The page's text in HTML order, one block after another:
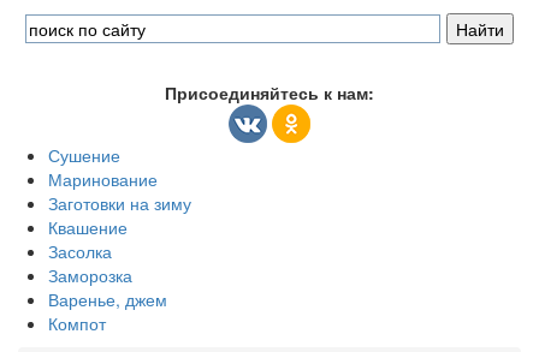
Присоединяйтесь к нам:
Сушение
Маринование
Заготовки на зиму
Квашение
Засолка
Заморозка
Варенье, джем
Компот